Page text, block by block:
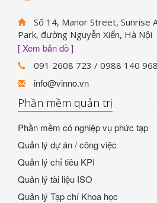
Số 14, Manor Street, Sunrise
Park, đường Nguyễn Xiển, Hà Nội
[ Xem bản đồ ]
091 2608 723 / 0988 140 968
info@vinno.vn
Phần mềm quản trị
Phần mềm có nghiệp vụ phức tạp
Quản lý dự án / công việc
Quản lý chỉ tiêu KPI
Quản lý tài liệu ISO
Quản lý Tạp chí Khoa học